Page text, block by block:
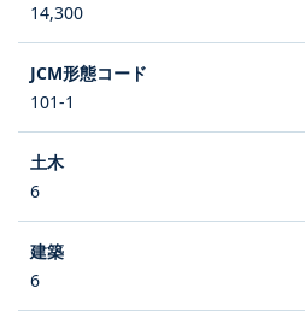
14,300
101-1
6
6